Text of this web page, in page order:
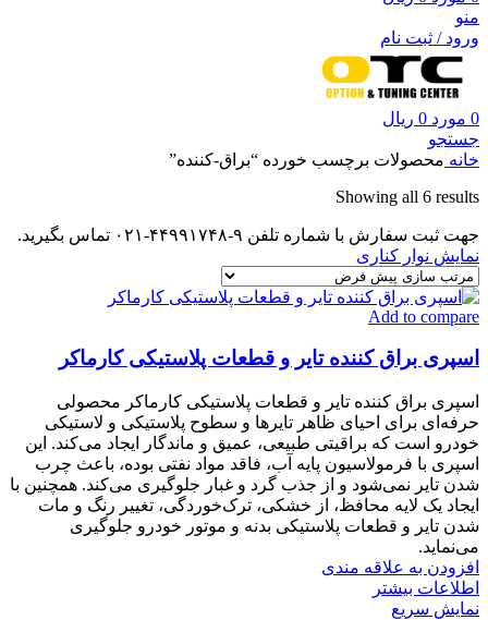
منو
ورود / ثبت نام
0 مورد 0 ریال
جستجو
خانه محصولات برچسب خورده “براق-کننده”
Showing all 6 results
جهت ثبت سفارش با شماره تلفن ۹-۴۴۹۹۱۷۴۸-۰۲۱ تماس بگیرید.
نمایش نوار کناری
Add to compare
اسپری براق کننده تایر و قطعات پلاستیکی کارماکر
اسپری براق کننده تایر و قطعات پلاستیکی کارماکر محصولی
حرفه‌ای برای احیای ظاهر تایرها و سطوح پلاستیکی و لاستیکی
خودرو است که براقیتی طبیعی، عمیق و ماندگار ایجاد می‌کند. این
اسپری با فرمولاسیون پایه آب، فاقد مواد نفتی بوده، باعث چرب
شدن تایر نمی‌شود و از جذب گرد و غبار جلوگیری می‌کند. همچنین با
ایجاد یک لایه محافظ، از خشکی، ترک‌خوردگی، تغییر رنگ و مات
شدن تایر و قطعات پلاستیکی بدنه و موتور خودرو جلوگیری
می‌نماید.
افزودن به علاقه مندی
اطلاعات بیشتر
نمایش سریع